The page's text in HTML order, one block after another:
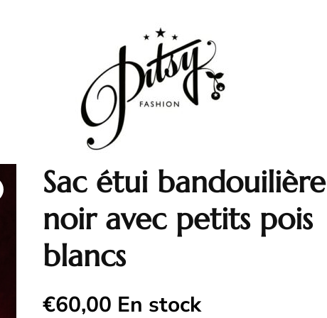
Sac étui bandouilière
noir avec petits pois
blancs
€60,00 En stock